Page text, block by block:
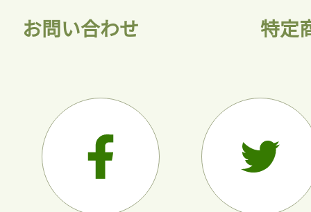
お問い合わせ 特定